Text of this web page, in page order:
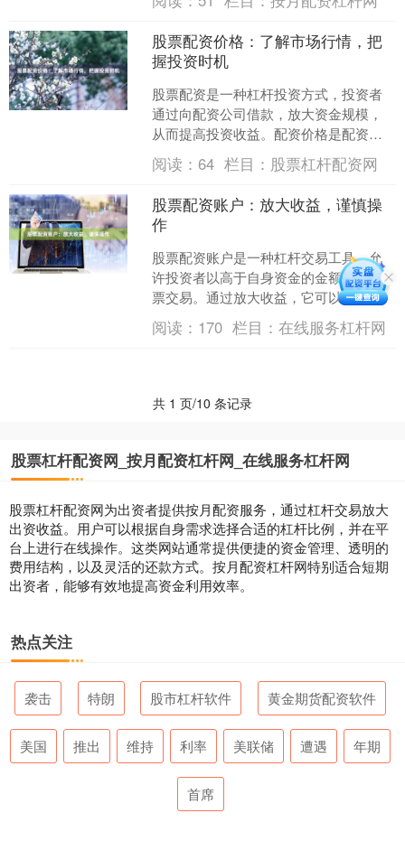
作。 **放大收益** ....
股票配资价格：了解市场行情，把
握投资时机
股票配资是一种杠杆投资方式，投资者
通过向配资公司借款，放大资金规模，
从而提高投资收益。配资价格是配资公
司向投资者收取的费用，通常以年化利
率的形式表示。 了解股票....
阅读：64 栏目： 股票杠杆配资网
股票配资账户：放大收益，谨慎操
作
股票配资账户是一种杠杆交易工具，允
许投资者以高于自身资金的金额进行股
票交易。通过放大收益，它可以帮助投
资者在市场波动中获得更高的回报。然
而，配资账户也存在风险，....
阅读： 170 栏目：在线服务杠杆网
共 1 页/10 条记录
股票杠杆配资网_按月配资杠杆网_在线服务杠杆网
股票杠杆配资网为出资者提供按月配资服务，通过杠杆交易放大
出资收益。用户可以根据自身需求选择合适的杠杆比例，并在平
台上进行在线操作。这类网站通常提供便捷的资金管理、透明的
费用结构，以及灵活的还款方式。按月配资杠杆网特别适合短期
出资者，能够有效地提高资金利用效率。
热点关注
袭击 特朗 股市杠杆软件 黄金期货配资软件
美国 推出 维持 利率 美联储 遭遇 年期
首席